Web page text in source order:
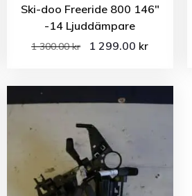
Ski-doo Freeride 800 146″
-14 Ljuddämpare
1 300.00kr 1 299.00 kr